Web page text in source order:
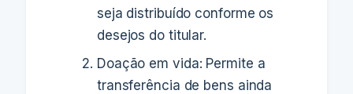
seja distribuído conforme os
desejos do titular.
Doação em vida: Permite a
transferência de bens ainda